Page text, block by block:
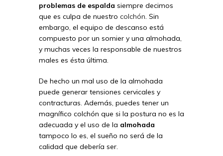
problemas de espalda siempre decimos
que es culpa de nuestro colchón. Sin
embargo, el equipo de descanso está
compuesto por un somier y una almohada,
y muchas veces la responsable de nuestros
males es ésta última.
De hecho un mal uso de la almohada
puede generar tensiones cervicales y
contracturas. Además, puedes tener un
magnífico colchón que si la postura no es la
adecuada y el uso de la almohada
tampoco lo es, el sueño no será de la
calidad que debería ser.